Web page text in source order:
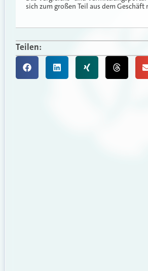
sich zum großen Teil aus dem Geschäft
Teilen: